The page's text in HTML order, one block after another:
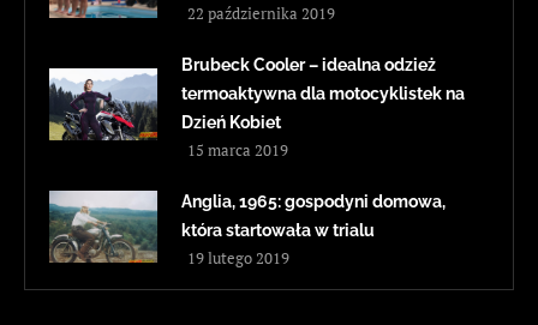
22 października 2019
Brubeck Cooler – idealna odzież
termoaktywna dla motocyklistek na
Dzień Kobiet
15 marca 2019
Anglia, 1965: gospodyni domowa,
która startowała w trialu
19 lutego 2019